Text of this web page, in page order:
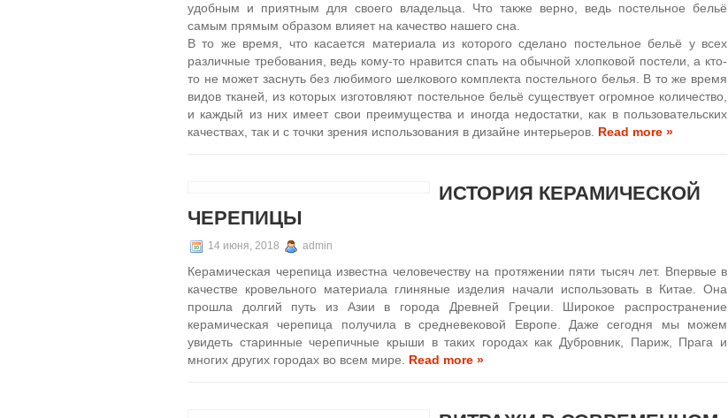
удобным и приятным для своего владельца. Что также верно, ведь постельное бельё
самым прямым образом влияет на качество нашего сна.
В то же время, что касается материала из которого сделано постельное бельё у всех
различные требования, ведь кому-то нравится спать на обычной хлопковой постели, а кто-
то не может заснуть без любимого шелкового комплекта постельного белья. В то же время
видов тканей, из которых изготовляют постельное бельё существует огромное количество,
и каждый из них имеет свои преимущества и иногда недостатки, как в пользовательских
качествах, так и с точки зрения использования в дизайне интерьеров. Read more »
ИСТОРИЯ КЕРАМИЧЕСКОЙ
ЧЕРЕПИЦЫ
14 июня, 2018 admin
Керамическая черепица известна человечеству на протяжении пяти тысяч лет. Впервые в
качестве кровельного материала глиняные изделия начали использовать в Китае. Она
прошла долгий путь из Азии в города Древней Греции. Широкое распространение
керамическая черепица получила в средневековой Европе. Даже сегодня мы можем
увидеть старинные черепичные крыши в таких городах как Дубровник, Париж, Прага и
многих других городах во всем мире. Read more »